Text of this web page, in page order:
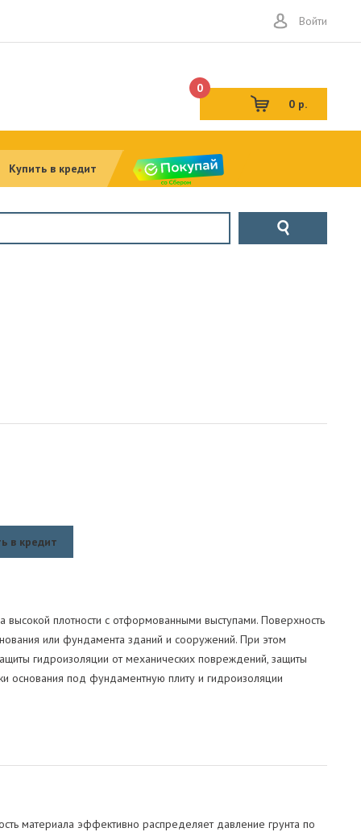
Войти
0
0 р.
Купить в кредит
в кредит
высокой плотности с отформованными выступами. Поверхность
или фундамента зданий и сооружений. При этом
гидроизоляции от механических повреждений, защиты
основания под фундаментную плиту и гидроизоляции
материала эффективно распределяет давление грунта по